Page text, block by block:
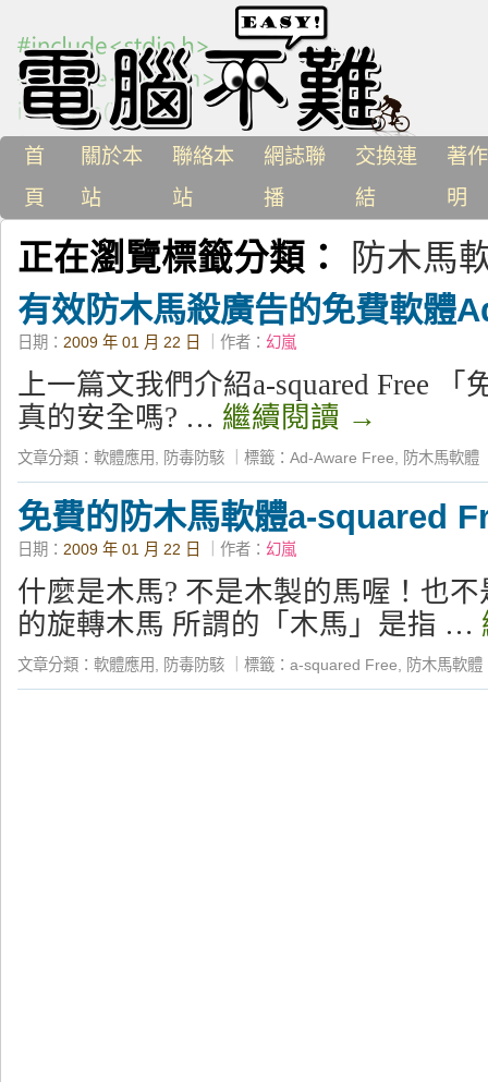
首
頁
關於本
站
聯絡本
站
網誌聯
播
交換連
結
著
明
正在瀏覽標籤分類： 防木馬
有效防木馬殺廣告的免費軟體
日期： 2009 年 01 月 22 日 ｜作者： 幻嵐
上一篇文我們介紹a-squared Free 「
真的安全嗎? … 繼續閱讀 →
文章分類： 軟體應用 防毒防駭 標籤： Ad-Aware Free 防木馬軟體
免費的防木馬軟體a-squared
日期： 2009 年 01 月 22 日 ｜作者： 幻嵐
什麼是木馬? 不是木製的馬喔！也
的旋轉木馬 所謂的「木馬」是指 …
文章分類： 軟體應用 防毒防駭 標籤： a-squared Free 防木馬軟體